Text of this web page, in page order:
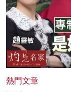
熱門文章